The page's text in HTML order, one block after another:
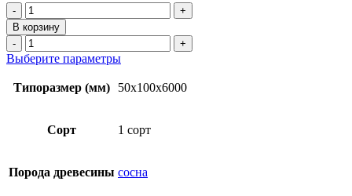
Количество
товара
Доска
обрезная
50х100х6000
1
В корзину
Количество
товара
Доска
обрезная
50х100х6000
из
сосны
Выберите параметрыЭтот
имеет
Опции
на
Типоразмер (мм) 50x100x6000
Сорт 1 сорт
Порода древесины сосна